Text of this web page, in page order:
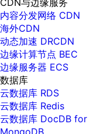
CDN与边缘服务
内容分发网络 CDN
海外CDN
动态加速 DRCDN
边缘计算节点 BEC
边缘服务器 ECS
数据库
云数据库 RDS
云数据库 Redis
云数据库 DocDB for
MongoDB